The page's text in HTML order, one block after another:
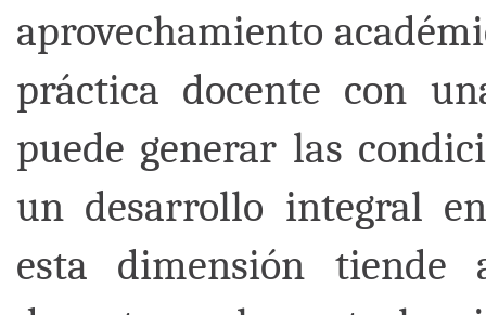
aprovechamiento
práctica docente con
puede generar las
un desarrollo integral
esta dimensión tiende